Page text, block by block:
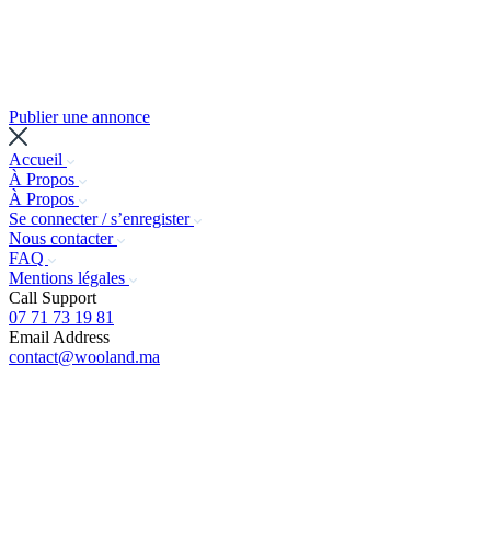
Publier une annonce
Accueil
À Propos
À Propos
Se connecter / s’enregister
Nous contacter
FAQ
Mentions légales
Call Support
07 71 73 19 81
Email Address
contact@wooland.ma